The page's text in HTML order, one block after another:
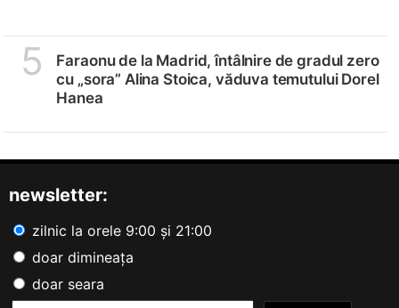
5
Faraonu de la Madrid, întâlnire de gradul zero
cu „sora” Alina Stoica, văduva temutului Dorel
Hanea
newsletter:
zilnic la orele 9:00 și 21:00
doar dimineața
doar seara